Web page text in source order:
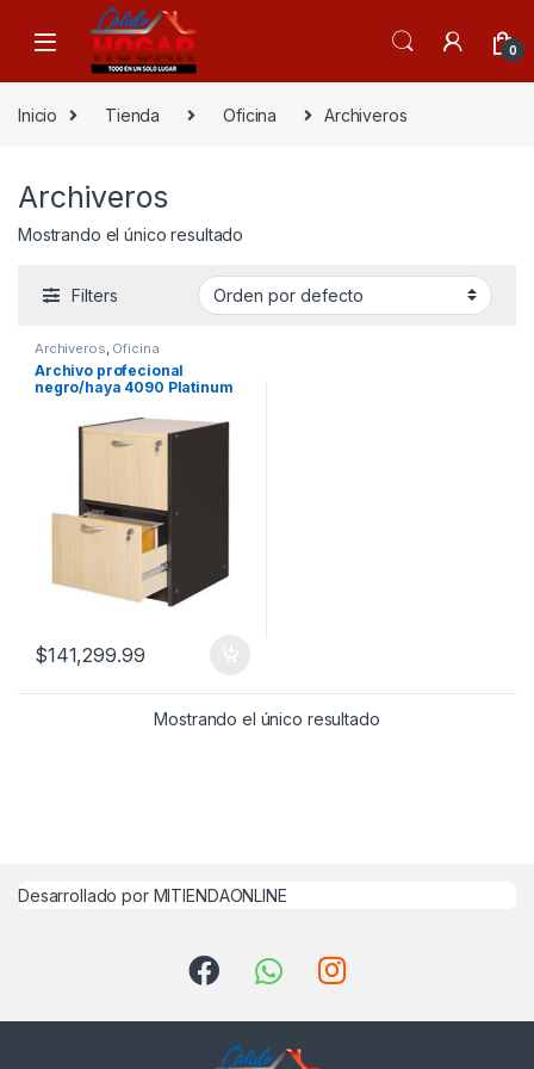
Skip to navigation
Skip to content
0
Inicio Tienda Oficina Archiveros
Archiveros
Mostrando el único resultado
Filters
Archiveros, Oficina
Archivo profecional
negro/haya 4090 Platinum
$141,299.99
Mostrando el único resultado
Desarrollado por MITIENDAONLINE